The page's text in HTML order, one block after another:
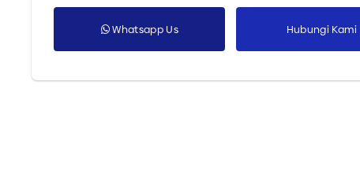
Whatsapp Us
Hubungi Kami